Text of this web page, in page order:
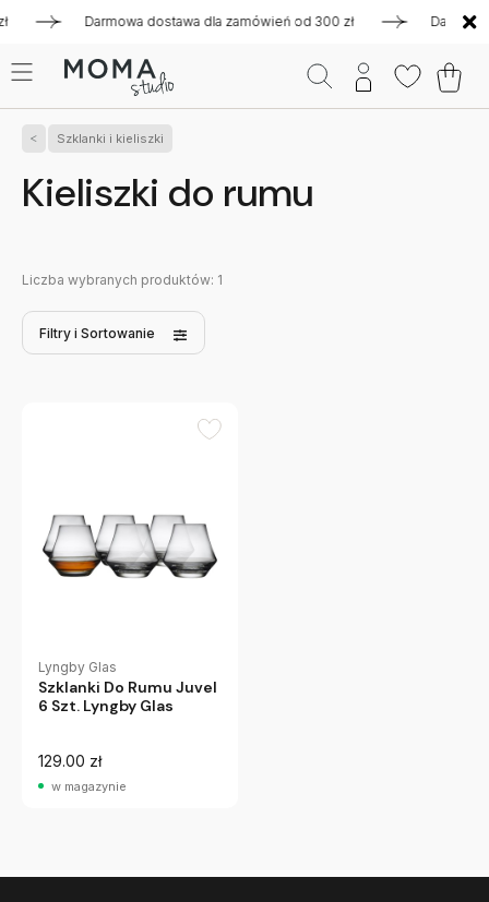
Darmowa dostawa dla zamówień od 300 zł Darmowa
Szklanki i kieliszki
Kieliszki do rumu
Liczba wybranych produktów: 1
Filtry i Sortowanie
Lyngby Glas
Szklanki Do Rumu Juvel
6 Szt. Lyngby Glas
129.00 zł
w magazynie